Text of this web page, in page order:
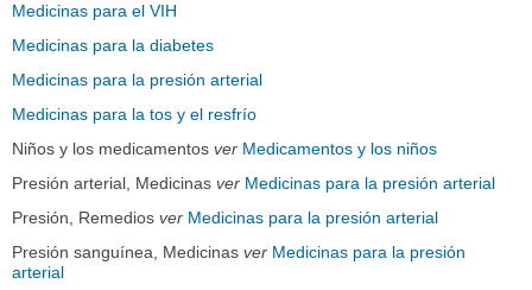
Medicinas para el VIH
Medicinas para la diabetes
Medicinas para la presión arterial
Medicinas para la tos y el resfrío
Niños y los medicamentos ver Medicamentos y los niños
Presión arterial, Medicinas ver Medicinas para la presión arterial
Presión, Remedios ver Medicinas para la presión arterial
Presión sanguínea, Medicinas ver Medicinas para la presión
arterial